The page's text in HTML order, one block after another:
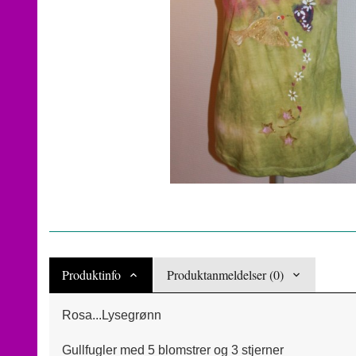
Produktinfo Produktanmeldelser (0)
Rosa...Lysegrønn
Gullfugler med 5 blomstrer og 3 stjerner